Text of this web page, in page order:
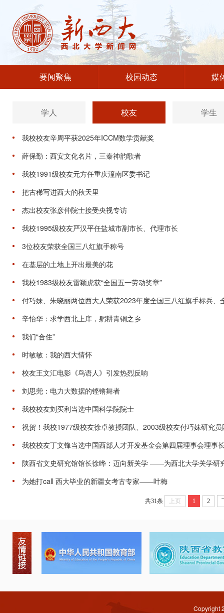
要闻聚焦 校园动态 媒
学人 校友 学生
我校校友辛周平获2025年ICCM数学贡献奖
薛保勤：西安文化名片，三秦神韵歌者
我校1991级校友元方任重庆潼南区委书记
把古稀写进西大的秋天里
杰出校友张彦仲院士接受央视专访
我校1995级校友严汉平任盐城市副市长、代理市长
3位校友荣获全国三八红旗手称号
在基层的土地上开出最美的花
我校1983级校友雷颖虎获“全国五一劳动奖章”
付巧妹、朱晓丽两位西大人荣获2023年度全国三八红旗手标兵、
辛怡华：求学西北上庠，躬耕青铜之乡
我们“合住”
时敏敏：我的西大情怀
校友王文汇电影《鸟语人》引发热烈反响
刘思尧：电力大数据的铿锵舞者
我校校友刘买利当选中国科学院院士
祝贺！我校1977级校友徐卓教授团队、2003级校友付巧妹研究
我校校友丁文锋当选中国西部人才开发基金会第四届理事会理事
陕西省文史研究馆馆长徐晔：迈向新关学 ——为西北大学关学研
为她打call 西大毕业的新疆女考古专家——叶梅
共31条 上页 1 2
Copyright